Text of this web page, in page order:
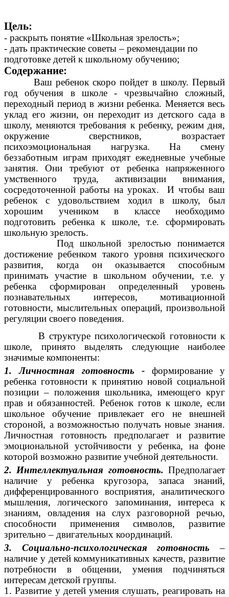
Цель:
- раскрыть понятие «Школьная зрелость»;
- дать практические советы – рекомендации по
подготовке детей к школьному обучению;
Содержание:
Ваш ребенок скоро пойдет в школу. Первый
год обучения в школе - чрезвычайно сложный,
переходный период в жизни ребенка. Меняется весь
уклад его жизни, он переходит из детского сада в
школу, меняются требования к ребенку, режим дня,
окружение сверстников, возрастает
психоэмоциональная нагрузка. На смену
беззаботным играм приходят ежедневные учебные
занятия. Они требуют от ребенка напряженного
умственного труда, активизации внимания,
сосредоточенной работы на уроках. И чтобы ваш
ребенок с удовольствием ходил в школу, был
хорошим учеником в классе необходимо
подготовить ребенка к школе, т.е. сформировать
школьную зрелость.
Под школьной зрелостью понимается
достижение ребенком такого уровня психического
развития, когда он оказывается способным
принимать участие в школьном обучении, т.е. у
ребенка сформирован определенный уровень
познавательных интересов, мотивационной
готовности, мыслительных операций, произвольной
регуляции своего поведения.
В структуре психологической готовности к
школе, принято выделять следующие наиболее
значимые компоненты:
1. Личностная готовность - формирование у
ребенка готовности к принятию новой социальной
позиции – положения школьника, имеющего круг
прав и обязанностей. Ребенок готов к школе, если
школьное обучение привлекает его не внешней
стороной, а возможностью получать новые знания.
Личностная готовность предполагает и развитие
эмоциональной устойчивости у ребенка, на фоне
которой возможно развитие учебной деятельности.
2. Интеллектуальная готовность. Предполагает
наличие у ребенка кругозора, запаса знаний,
дифференцированного восприятия, аналитического
мышления, логического запоминания, интереса к
знаниям, овладения на слух разговорной речью,
способности применения символов, развитие
зрительно – двигательных координаций.
3. Социально-психологическая готовность–
наличие у детей коммуникативных качеств, развитие
потребности в общении, умения подчиняться
интересам детской группы.
1. Развитие у детей умения слушать, реагировать на